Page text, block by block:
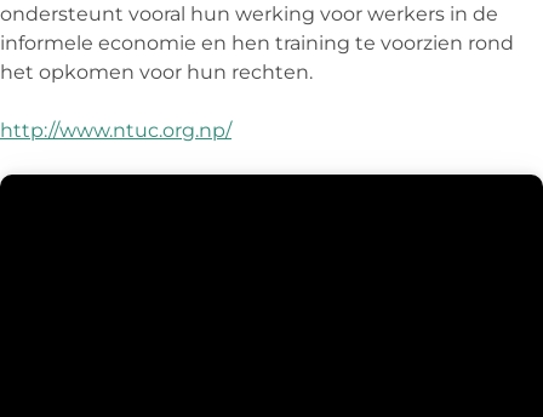
ondersteunt vooral hun werking voor werkers in de
informele economie en hen training te voorzien rond
het opkomen voor hun rechten.
http://www.ntuc.org.np/